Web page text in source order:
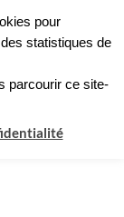
pour
statistiques de
parcourir ce site-